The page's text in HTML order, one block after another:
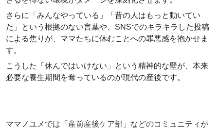
さらに「みんなやっている」「昔の人はもっと動いてい
た」という根拠のない言葉や、SNSでのキラキラした投稿
による焦りが、ママたちに休むことへの罪悪感を抱かせま
す。
こうした「休んではいけない」という精神的な壁が、本来
必要な養生期間を奪っているのが現代の産後です。
ママノユメでは「産前産後ケア部」などのコミュニティが